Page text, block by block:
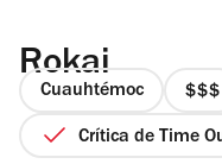
Rokai
Cuauhtémoc
3
Crítica de Time